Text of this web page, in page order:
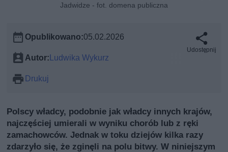
Jadwidze - fot. domena publiczna
Opublikowano:05.02.2026
Autor:Ludwika Wykurz
Drukuj
Udostępnij
Polscy władcy, podobnie jak władcy innych krajów,
najczęściej umierali w wyniku chorób lub z ręki
zamachowców. Jednak w toku dziejów kilka razy
zdarzyło się, że zginęli na polu bitwy. W niniejszym